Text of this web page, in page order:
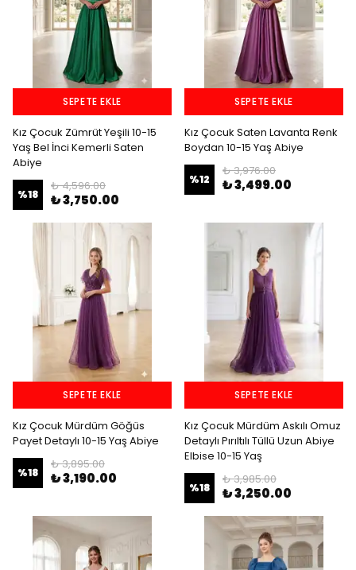
SEPETE EKLE
Kız Çocuk Zümrüt Yeşili 10-15
Yaş Bel İnci Kemerli Saten
Abiye
%18
₺ 4,596.00
₺ 3,750.00
SEPETE EKLE
Kız Çocuk Saten Lavanta Renk
Boydan 10-15 Yaş Abiye
%12
₺ 3,976.00
₺ 3,499.00
SEPETE EKLE
Kız Çocuk Mürdüm Göğüs
Payet Detaylı 10-15 Yaş Abiye
%18
₺ 3,895.00
₺ 3,190.00
SEPETE EKLE
Kız Çocuk Mürdüm Askılı Omuz
Detaylı Pırıltılı Tüllü Uzun Abiye
Elbise 10-15 Yaş
%18
₺ 3,985.00
₺ 3,250.00